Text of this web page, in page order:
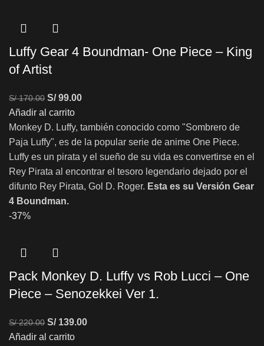
Luffy Gear 4 Boundman- One Piece – King
of Artist
S/170.00 S/99.00
Añadir al carrito
Monkey D. Luffy, también conocido como "Sombrero de
Paja Luffy", es de la popular serie de anime One Piece.
Luffy es un pirata y el sueño de su vida es convertirse en el
Rey Pirata al encontrar el tesoro legendario dejado por el
difunto Rey Pirata, Gol D. Roger. Esta es su Versión Gear
4 Boundman.
-37%
Pack Monkey D. Luffy vs Rob Lucci – One
Piece – Senozekkei Ver 1.
S/220.00 S/139.00
Añadir al carrito